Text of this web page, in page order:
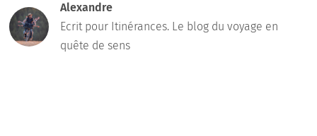
Alexandre
Ecrit pour Itinérances. Le blog du voyage en
quête de sens